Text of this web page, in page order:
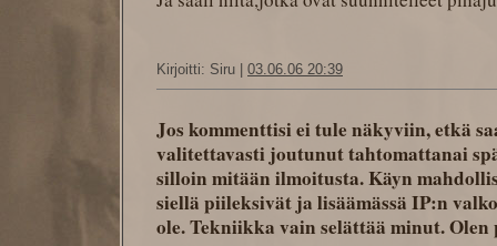
Kirjoitti: Siru | 03.06.06 20:39
Jos kommenttisi ei tule näkyviin, etkä
valitettavasti joutunut tahtomattanai
silloin mitään ilmoitusta. Käyn
siellä piileksivät ja lisäämässä IP:n
ole. Tekniikka vain selättää minut.